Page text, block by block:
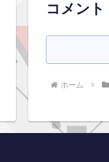
コメント
ホーム